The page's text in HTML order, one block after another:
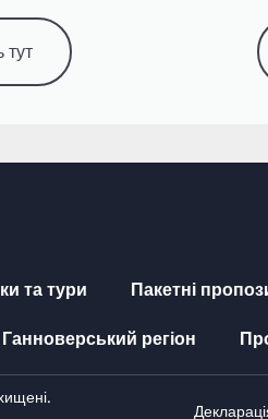
тут
та тури Пакетні
Ганноверський регіон